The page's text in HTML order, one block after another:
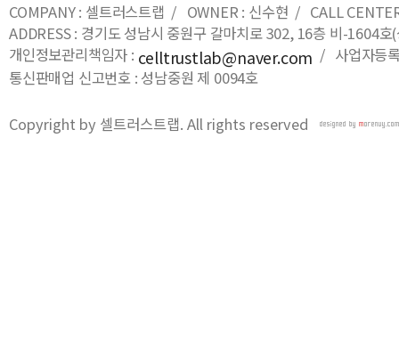
COMPANY : 셀트러스트랩 / OWNER : 신수현 / CALL
ADDRESS : 경기도 성남시 중원구 갈마치로 302, 16층 비-1604
개인정보관리책임자 : celltrustlab@naver.com / 사업자등
통신판매업 신고번호 : 성남중원 제 0094호
Copyright by 셀트러스트랩. All rights reserved